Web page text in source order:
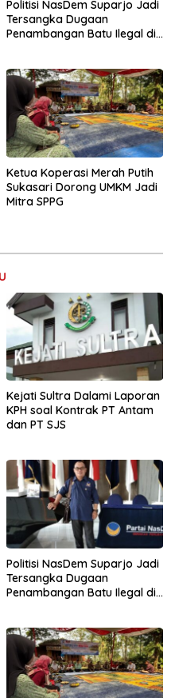
Politisi NasDem Suparjo Jadi
Tersangka Dugaan
Penambangan Batu Ilegal di
Ketua Koperasi Merah Putih
Sukasari Dorong UMKM Jadi
Mitra SPPG
Kejati Sultra Dalami Laporan
KPH soal Kontrak PT Antam
dan PT SJS
Politisi NasDem Suparjo Jadi
Tersangka Dugaan
Penambangan Batu Ilegal di